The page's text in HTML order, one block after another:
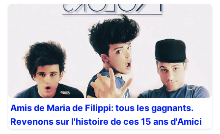
Amis de Maria de Filippi: tous les gagnants.
Revenons sur l'histoire de ces 15 ans d'Amici